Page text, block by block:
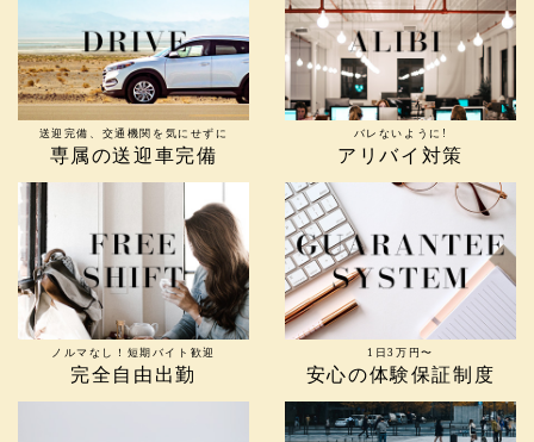
送迎完備、交通機関を気にせずに
専属の送迎車完備
バレないように!
アリバイ対策
ノルマなし！短期バイト歓迎
完全自由出勤
1日3万円〜
安心の体験保証制度